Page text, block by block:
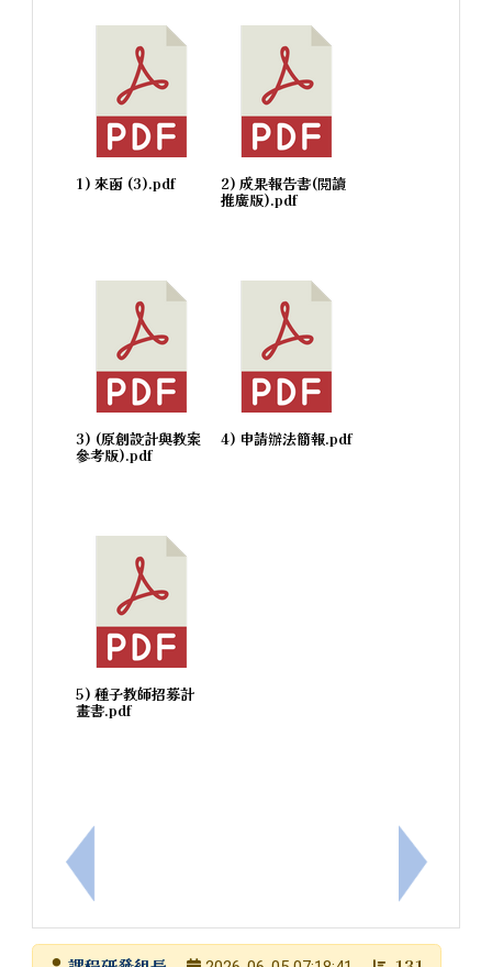
上一筆：有關本市115年度科學教育「校園生物多樣
1) 來函 (3).pdf 2) 成果報告書(閱讀
推廣版).pdf
3) (原創設計與教案
參考版).pdf
4) 申請辦法簡報.pdf
5) 種子教師招募計
畫書.pdf
下一筆：